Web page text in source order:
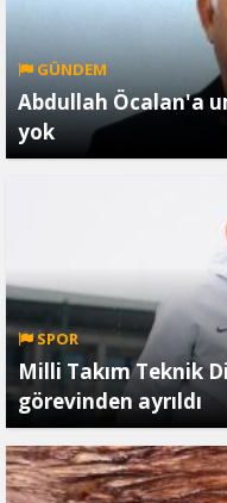
GÜNDEM
Abdullah Öcalan'a
yok
SPOR
Milli Takım Teknik
görevinden ayrıldı